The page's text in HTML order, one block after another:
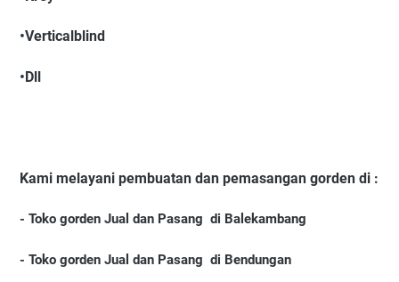
•Verticalblind
•Dll
Kami melayani pembuatan dan pemasangan gorden di :
- Toko gorden Jual dan Pasang di Balekambang
- Toko gorden Jual dan Pasang di Bendungan